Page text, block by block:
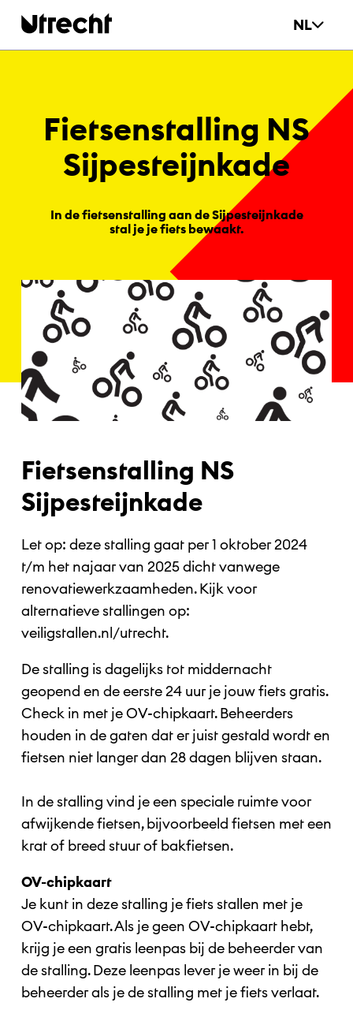
NL
Fiet­sen­stal­ling NS
Si­jpestei­jn­ka­de
In de fietsenstalling aan de Sijpesteijnkade
stal je je fiets bewaakt.
Fietsenstalling NS
Sijpesteijnkade
Let op: deze stalling gaat per 1 oktober 2024
t/m het najaar van 2025 dicht vanwege
renovatiewerkzaamheden. Kijk voor
alternatieve stallingen op:
veiligstallen.nl/utrecht.
De stalling is dagelijks tot middernacht
geopend en de eerste 24 uur je jouw fiets gratis.
Check in met je OV-chipkaart. Beheerders
houden in de gaten dat er juist gestald wordt en
fietsen niet langer dan 28 dagen blijven staan.
In de stalling vind je een speciale ruimte voor
afwijkende fietsen, bijvoorbeeld fietsen met een
krat of breed stuur of bakfietsen.
OV-chipkaart
Je kunt in deze stalling je fiets stallen met je
OV-chipkaart. Als je geen OV-chipkaart hebt,
krijg je een gratis leenpas bij de beheerder van
de stalling. Deze leenpas lever je weer in bij de
beheerder als je de stalling met je fiets verlaat.